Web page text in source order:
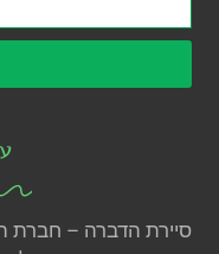
סיירת הדברה –